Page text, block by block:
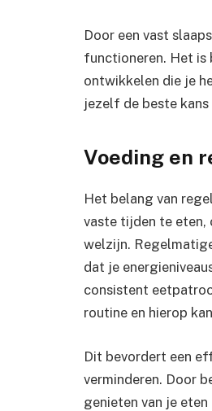
Door een vast
functioneren. Het is
ontwikkelen die je
jezelf de beste
Voeding en
Het belang van
vaste tijden te eten,
welzijn.
dat je
consistent
routine en hierop
Dit bevordert een
verminderen. Door
genieten van je